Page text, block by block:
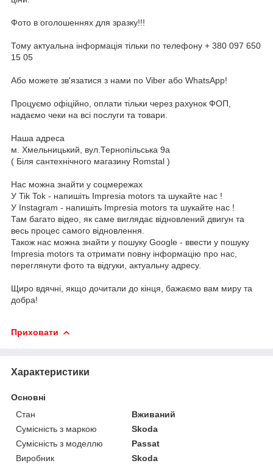
Фото в оголошеннях для зразку!!!
Тому актуальна інформація тільки по телефону + 380 097 650
15 05
Або можете зв'язатися з нами по Viber або WhatsApp!
Процуємо офіційно, оплати тільки через рахунок ФОП,
надаємо чеки на всі послуги та товари.
Наша адреса
м. Хмельницький, вул.Тернопільська 9а
( Біля сантехнічного магазину Romstal )
Нас можна знайти у соцмережах
У Tik Tok - напишіть Impresia motors та шукайте нас !
У Instagram - напишіть Impresia motors та шукайте нас !
Там багато відео, як саме виглядає відновлений двигун та
весь процес самого відновлення.
Також нас можна знайти у пошуку Google - ввести у пошуку
Impresia motors та отримати повну інформацію про нас,
переглянути фото та відгуки, актуальну адресу.
Щиро вдячні, якщо дочитали до кінця, бажаємо вам миру та
добра!
Приховати
Характеристики
Основні
Стан
Вживаний
Сумісність з маркою
Skoda
Сумісність з моделлю
Passat
Виробник
Skoda